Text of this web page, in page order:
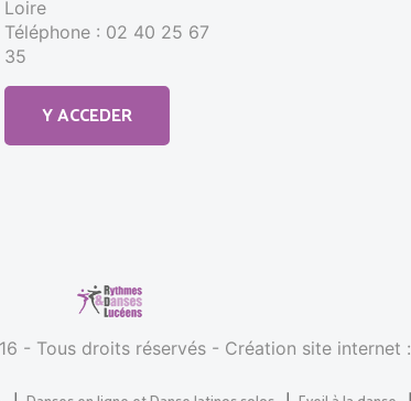
Loire
Téléphone : 02 40 25 67
35
Y ACCEDER
- Tous droits réservés - Création site internet :